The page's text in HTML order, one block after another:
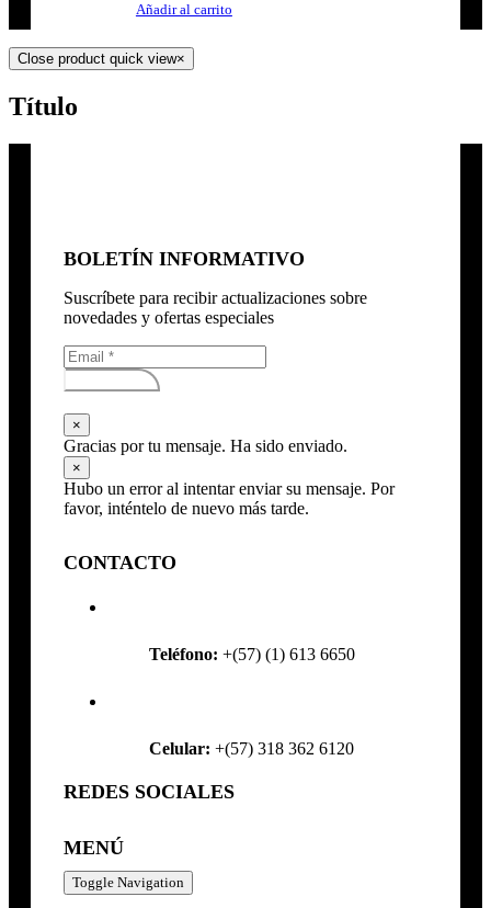
Añadir al carrito
Close product quick view×
Título
BOLETÍN INFORMATIVO
Suscríbete para recibir actualizaciones sobre
novedades y ofertas especiales
Subscribirse
×
Gracias por tu mensaje. Ha sido enviado.
×
Hubo un error al intentar enviar su mensaje. Por
favor, inténtelo de nuevo más tarde.
CONTACTO
Teléfono: +(57) (1) 613 6650
Celular: +(57) 318 362 6120
REDES SOCIALES
MENÚ
Toggle Navigation